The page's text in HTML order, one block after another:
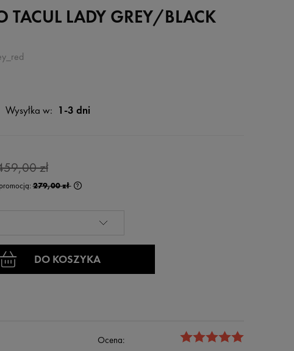
TACUL LADY GREY/BLACK
Wysyłka w: 1-3 dni
zł
279,00 zł
od momentu,
DO KOSZYKA
Ocena: